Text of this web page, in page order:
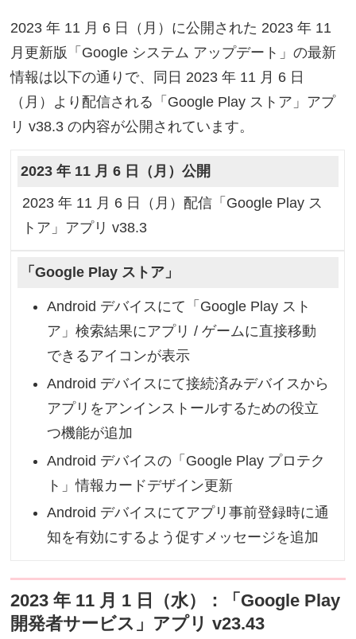
2023 年 11 月 6 日（月）に公開された 2023 年 11
月更新版「Google システム アップデート」の最新
情報は以下の通りで、同日 2023 年 11 月 6 日
（月）より配信される「Google Play ストア」アプ
リ v38.3 の内容が公開されています。
2023 年 11 月 6 日（月）公開
2023 年 11 月 6 日（月）配信「Google Play ス
トア」アプリ v38.3
「Google Play ストア」
Android デバイスにて「Google Play スト
ア」検索結果にアプリ / ゲームに直接移動
できるアイコンが表示
Android デバイスにて接続済みデバイスから
アプリをアンインストールするための役立
つ機能が追加
Android デバイスの「Google Play プロテク
ト」情報カードデザイン更新
Android デバイスにてアプリ事前登録時に通
知を有効にするよう促すメッセージを追加
2023 年 11 月 1 日（水）：「Google Play
開発者サービス」アプリ v23.43